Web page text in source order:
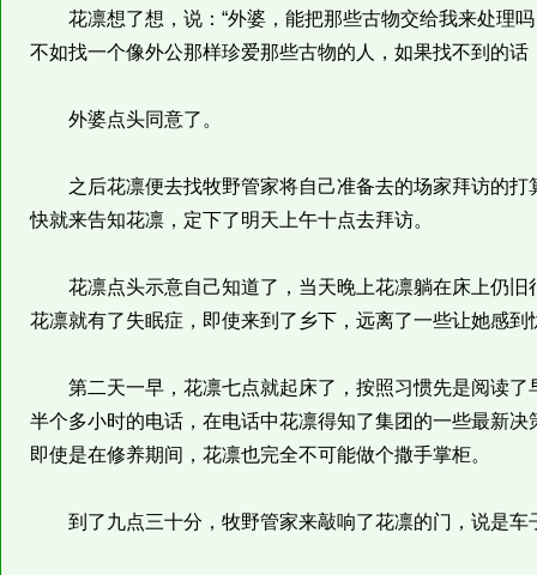
花凛想了想，说：“外婆，能把那些古物交给我来处理吗
不如找一个像外公那样珍爱那些古物的人，如果找不到的话
外婆点头同意了。
之后花凛便去找牧野管家将自己准备去的场家拜访的打
快就来告知花凛，定下了明天上午十点去拜访。
花凛点头示意自己知道了，当天晚上花凛躺在床上仍旧
花凛就有了失眠症，即使来到了乡下，远离了一些让她感
第二天一早，花凛七点就起床了，按照习惯先是阅读了
半个多小时的电话，在电话中花凛得知了集团的一些最新
即使是在修养期间，花凛也完全不可能做个撒手掌柜。
到了九点三十分，牧野管家来敲响了花凛的门，说是车